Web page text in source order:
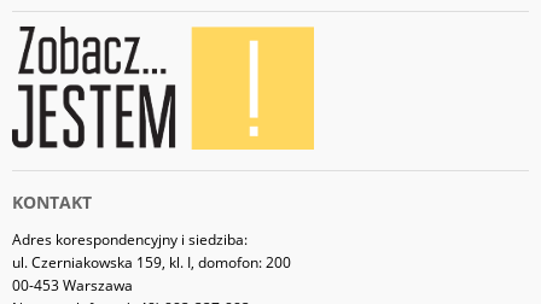
KONTAKT
Adres korespondencyjny i siedziba:
ul. Czerniakowska 159, kl. I, domofon: 200
00-453 Warszawa